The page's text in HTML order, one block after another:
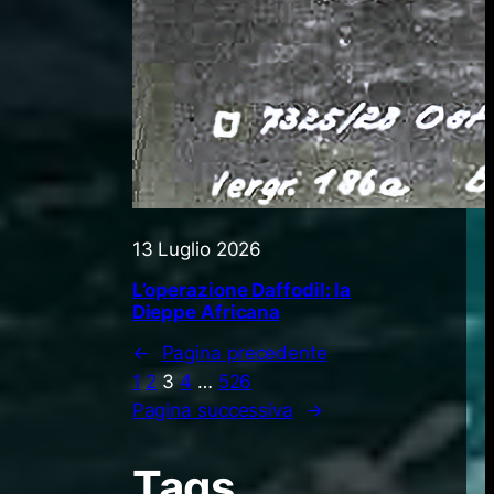
13 Luglio 2026
L’operazione Daffodil: la
Dieppe Africana
←
Pagina precedente
1 2 3 4 … 526
Pagina successiva
→